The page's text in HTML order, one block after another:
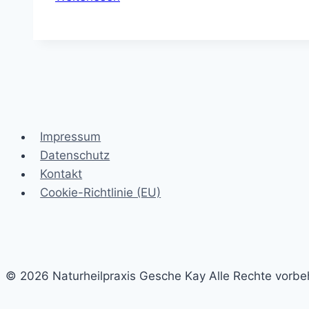
Impressum
Datenschutz
Kontakt
Cookie-Richtlinie (EU)
© 2026 Naturheilpraxis Gesche Kay Alle Rechte